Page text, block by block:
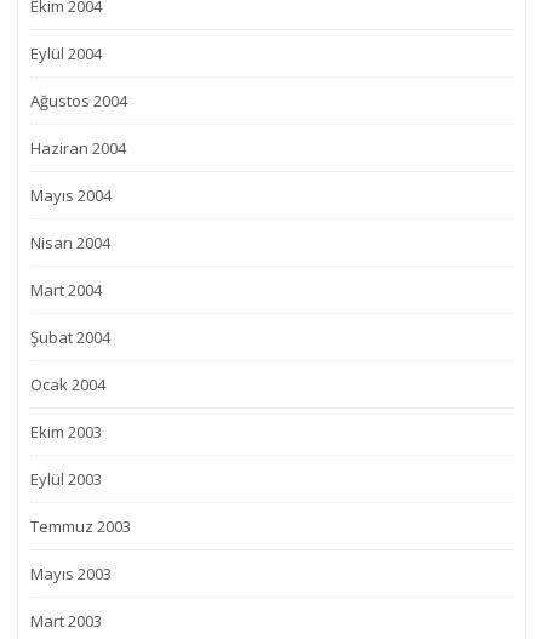
Ekim 2004
Eylül 2004
Ağustos 2004
Haziran 2004
Mayıs 2004
Nisan 2004
Mart 2004
Şubat 2004
Ocak 2004
Ekim 2003
Eylül 2003
Temmuz 2003
Mayıs 2003
Mart 2003